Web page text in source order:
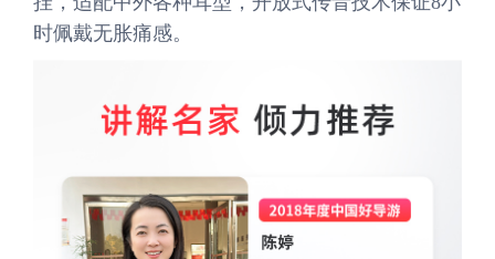
时佩戴无胀痛感。